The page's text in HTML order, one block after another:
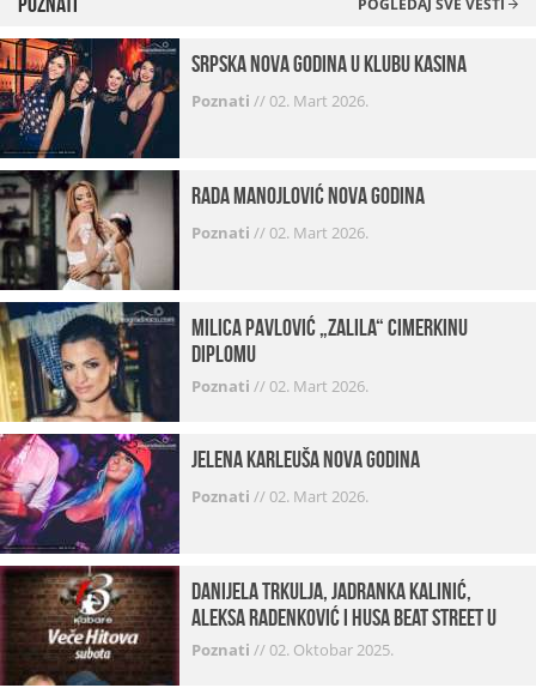
POGLEDAJ SVE VESTI
Srpska Nova godina u klubu Kasina
Poznati //02. Mart 2026.
Rada Manojlović Nova godina
Poznati //02. Mart 2026.
Milica Pavlović „zalila“ cimerkinu
diplomu
Poznati //02. Mart 2026.
Jelena Karleuša Nova godina
Poznati //02. Mart 2026.
Danijela Trkulja, Jadranka Kalinić,
Aleksa Radenković i Husa Beat Street u
Kabareu 13
Poznati //02. Oktobar 2025.